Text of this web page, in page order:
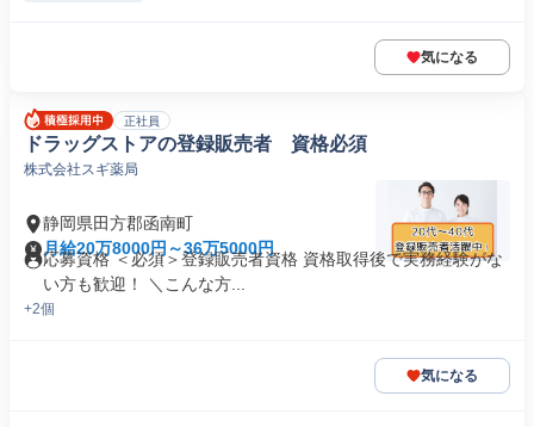
気になる
正社員
ドラッグストアの登録販売者 資格必須
株式会社スギ薬局
静岡県田方郡函南町
月給20万8000円～36万5000円
応募資格 ＜必須＞登録販売者資格 資格取得後で実務経験がな
い方も歓迎！ ＼こんな方...
+2個
気になる